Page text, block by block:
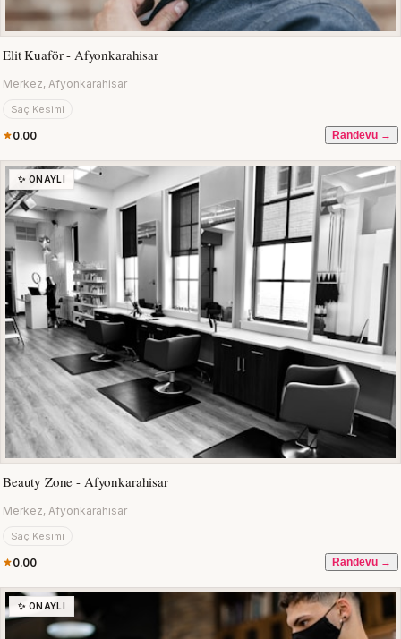
Elit Kuaför - Afyonkarahisar
Merkez, Afyonkarahisar
Saç Kesimi
0.00 Randevu →
✨ ONAYLI
Beauty Zone - Afyonkarahisar
Merkez, Afyonkarahisar
Saç Kesimi
0.00 Randevu →
✨ ONAYLI